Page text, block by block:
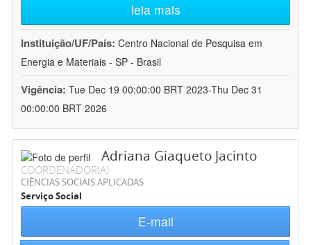
leia mais
Instituição/UF/País: Centro Nacional de Pesquisa em
Energia e Materiais - SP - Brasil
Vigência: Tue Dec 19 00:00:00 BRT 2023-Thu Dec 31
00:00:00 BRT 2026
Adriana Giaqueto Jacinto
COORDENADOR(A)
CIÊNCIAS SOCIAIS APLICADAS
Serviço Social
E-mail